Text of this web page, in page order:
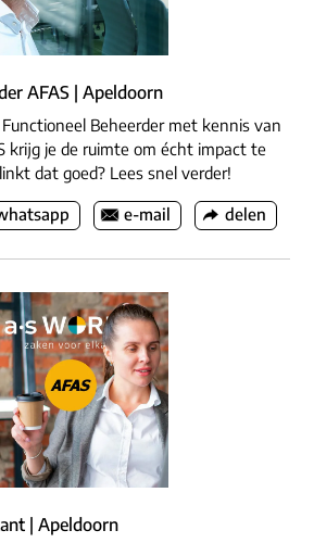
AFAS | Apeldoorn
Beheerder met kennis van
krijg je de ruimte om écht impact te
dat goed? Lees snel verder!
e-mail delen
| Apeldoorn